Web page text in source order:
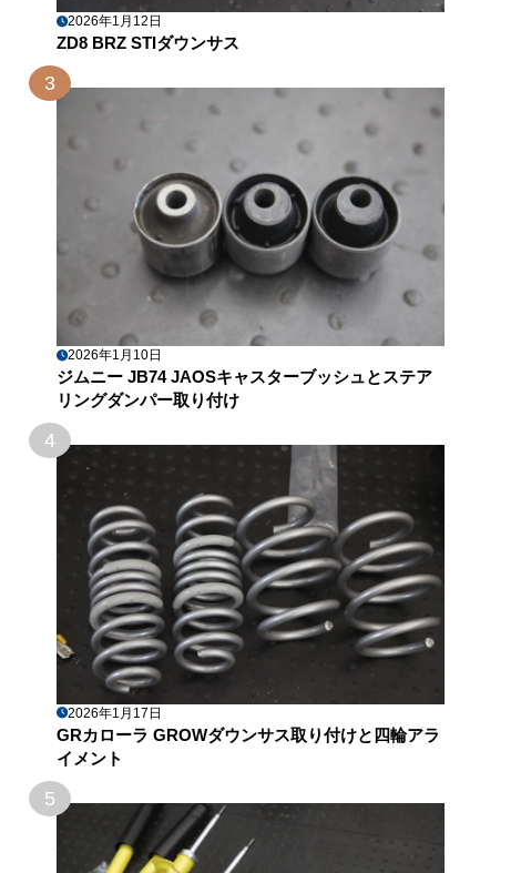
2026年1月12日
ZD8 BRZ STIダウンサス
3
2026年1月10日
ジムニー JB74 JAOSキャスターブッシュとステア
リングダンパー取り付け
4
2026年1月17日
GRカローラ GROWダウンサス取り付けと四輪アラ
イメント
5